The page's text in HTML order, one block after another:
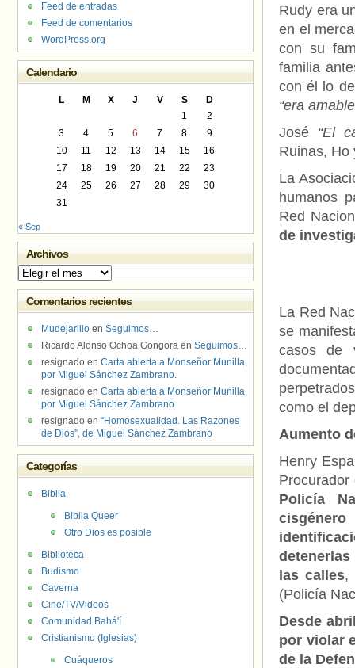
Rudy era
en el
con su
familia
con él lo
“era
José “El
Ruinas,
La
humanos
Red
de
La Red
se
casos de
como el
Aumento
Henry
Policía
las calles,
(Policía
Desde
por violar
de la
Feed de entradas
Feed de comentarios
WordPress.org
Calendario
L M X J V S
D
1
2
3
4 5 6 7 8
9
10
11 12 13 14 15
16
17
18 19 20 21 22
23
24
25 26 27 28 29
30
31
« Sep
Archivos
Archivos
Comentarios recientes
Mudejarillo en Seguimos…
Ricardo Alonso Ochoa Gongora en Seguimos…
resignado en Carta abierta a Monseñor Munilla,
por Miguel Sánchez Zambrano.
resignado en Carta abierta a Monseñor Munilla,
por Miguel Sánchez Zambrano.
resignado en “Homosexualidad. Las Razones
de Dios”, de Miguel Sánchez Zambrano
Categorías
Biblia
Biblia Queer
Otro Dios es posible
Biblioteca
Budismo
Caverna
Cine/TV/Videos
Comunidad Bahá'í
Cristianismo (Iglesias)
Cuáqueros